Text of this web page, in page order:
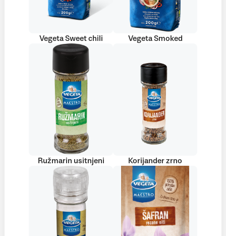
Vegeta Sweet chili Vegeta Smoked
Ružmarin usitnjeni Korijander zrno